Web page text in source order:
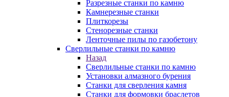
Разрезные станки по камню
Камнерезные станки
Плиткорезы
Стенорезные станки
Ленточные пилы по газобетону
Сверлильные станки по камню
Назад
Сверлильные станки по камню
Установки алмазного бурения
Станки для сверления камня
Станки для формовки браслетов